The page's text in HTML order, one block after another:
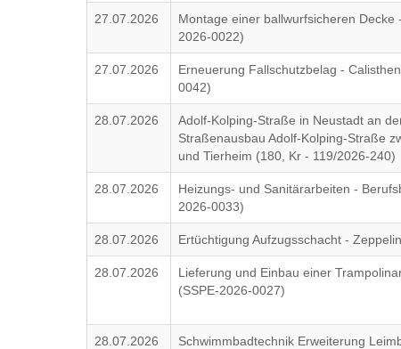
27.07.2026
Montage einer ballwurfsicheren Decke
2026-0022)
27.07.2026
Erneuerung Fallschutzbelag -
0042)
28.07.2026
Adolf-Kolping-Straße in Neustadt an
Straßenausbau Adolf-Kolping-Straße
und Tierheim (180, Kr - 119/2026-240)
28.07.2026
Heizungs- und Sanitärarbeiten -
2026-0033)
28.07.2026 Ertüchtigung Aufzugsschacht -
28.07.2026
Lieferung und Einbau einer
(SSPE-2026-0027)
28.07.2026
Schwimmbadtechnik Erweiterung